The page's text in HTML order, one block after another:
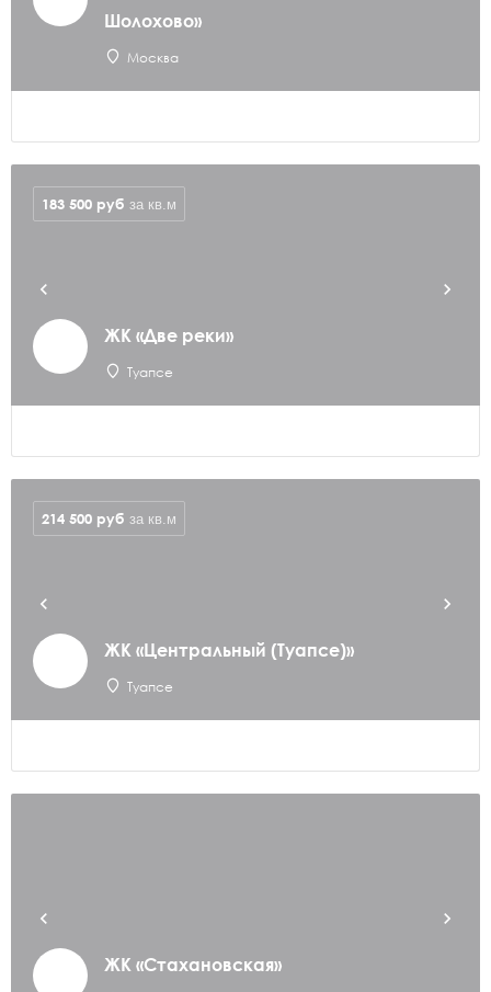
Шолохово»
Москва
ЖК «Две реки»
Туапсе
183 500 руб за кв.м
ЖК «Центральный (Туапсе)»
Туапсе
214 500 руб за кв.м
ЖК «Стахановская»